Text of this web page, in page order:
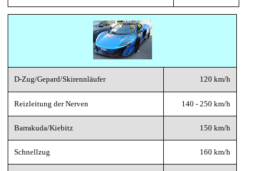
D-Zug/Gepard/Skirennläufer 120 km/h
Reizleitung der Nerven 140 - 250 km/h
Barrakuda/Kiebitz 150 km/h
Schnellzug 160 km/h